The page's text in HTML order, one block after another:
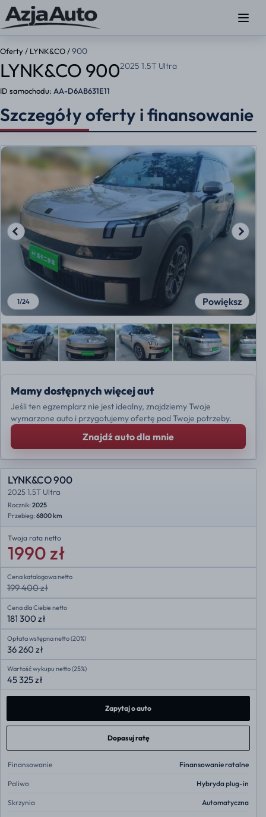
Oferty / LYNK&CO /900
LYNK&CO 9002025 1.5T Ultra
ID samochodu: AA-D6AB631E11
Szczegóły oferty i finansowanie
Powiększ
1/24
Mamy dostępnych więcej aut
Jeśli ten egzemplarz nie jest idealny, znajdziemy Twoje
wymarzone auto i przygotujemy ofertę pod Twoje potrzeby.
Znajdź auto dla mnie
LYNK&CO 900
2025 1.5T Ultra
Rocznik: 2025
Przebieg: 6800 km
Twoja rata netto
1990 zł
Cena katalogowa netto
199 400 zł
Cena dla Ciebie netto
181 300 zł
Opłata wstępna netto (20%)
36 260 zł
Wartość wykupu netto (25%)
45 325 zł
Zapytaj o auto
Dopasuj ratę
Finansowanie Finansowanie ratalne
Paliwo Hybryda plug-in
Skrzynia Automatyczna